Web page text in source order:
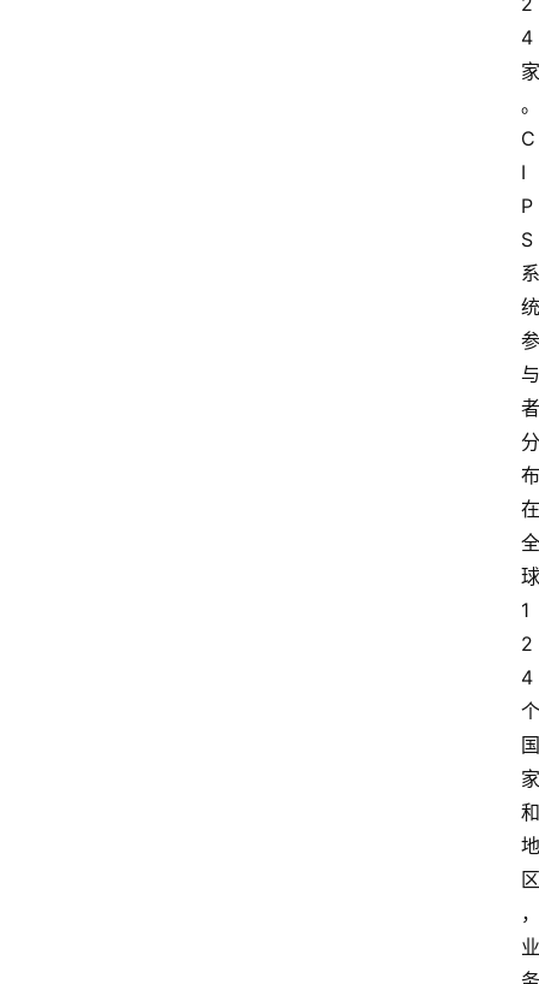
4
家
。
C
I
P
S
系
统
参
与
者
分
布
在
全
球
1
2
4
个
国
家
和
地
区
，
业